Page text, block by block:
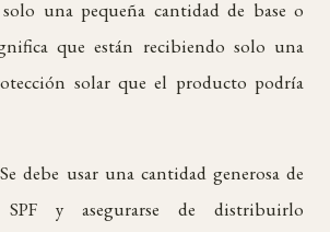
una pequeña cantidad de base o
que están recibiendo solo una
solar que el producto podría
Se debe usar una cantidad generosa de
y asegurarse de distribuirlo